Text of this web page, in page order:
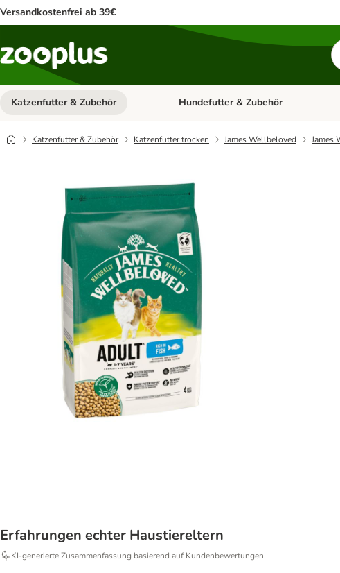
Versandkostenfrei ab 39€
Katzenfutter & Zubehör Kategorie-Menü öffnen: Katzenfutter &
Hundefutter & Zubehör
Katzenfutter & Zubehör Katzenfutter trocken James Wellbeloved James
Erfahrungen echter Haustiereltern
KI‑generierte Zusammenfassung basierend auf Kundenbewertungen